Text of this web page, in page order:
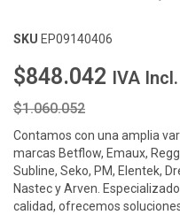
SKU EP09140406
$848.042 IVA Incl.
$1.060.052
Contamos con una amplia
marcas Betflow, Emaux,
Subline, Seko, PM, Elentek,
Nastec y Arven.
calidad, ofrecemos